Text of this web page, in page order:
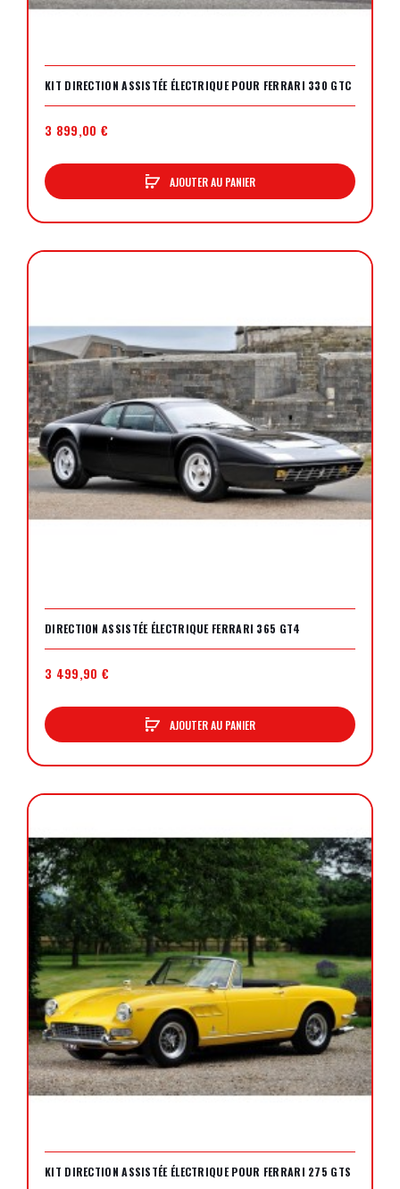
KIT DIRECTION ASSISTÉE ÉLECTRIQUE POUR FERRARI 330 GTC
3 899,00 €
AJOUTER AU PANIER
DIRECTION ASSISTÉE ÉLECTRIQUE FERRARI 365 GT4
3 499,90 €
AJOUTER AU PANIER
KIT DIRECTION ASSISTÉE ÉLECTRIQUE POUR FERRARI 275 GTS